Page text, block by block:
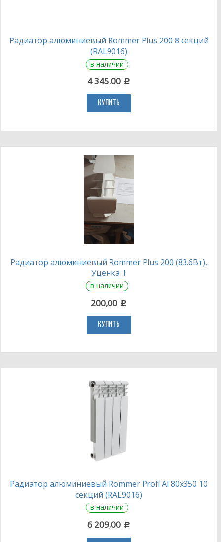
Радиатор алюминиевый Rommer Plus 200 8 секций
(RAL9016)
в наличии
4 345,00 c
КУПИТЬ
Радиатор алюминиевый Rommer Plus 200 (83.6Вт),
Уценка 1
в наличии
200,00 c
КУПИТЬ
Радиатор алюминиевый Rommer Profi Al 80х350 10
секций (RAL9016)
в наличии
6 209,00 c